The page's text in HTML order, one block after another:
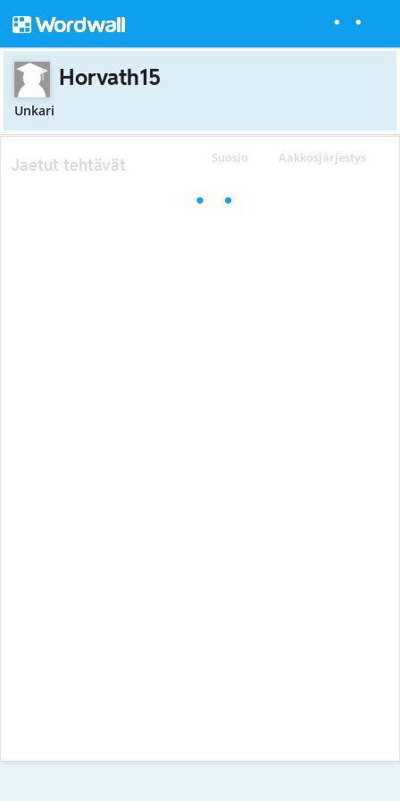
Horvath15
Unkari
Suosio Aakkosjärjestys
Jaetut tehtävät